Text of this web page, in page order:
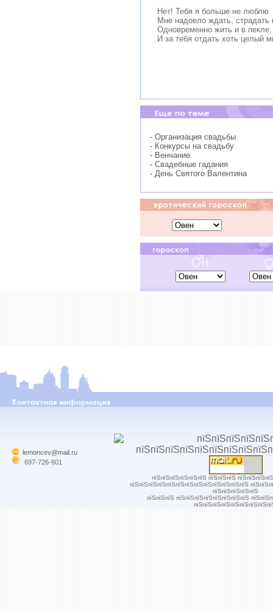
Нет! Тебя я больше не люблю
Мне надоело ждать, страдать
Одновременно жить и в
И за тебя отдать хоть целый
- Организация свадьбы
- Конкурсы на свадьбу
- Венчание
- Свадебные гадания
- День Святого Валентина
lemoncev@mail.ru
697-726-601
пїЅпїЅпїЅпїЅпїЅпїЅ пїЅпїЅпїЅ
пїЅпїЅпїЅпїЅпїЅпїЅпїЅпїЅпїЅпїЅпїЅпїЅпїЅ
пїЅпїЅпїЅпїЅпїЅ
пїЅпїЅпїЅ пїЅпїЅпїЅпїЅпїЅпїЅпїЅпїЅ